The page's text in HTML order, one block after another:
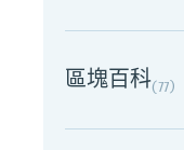
區塊百科(77)